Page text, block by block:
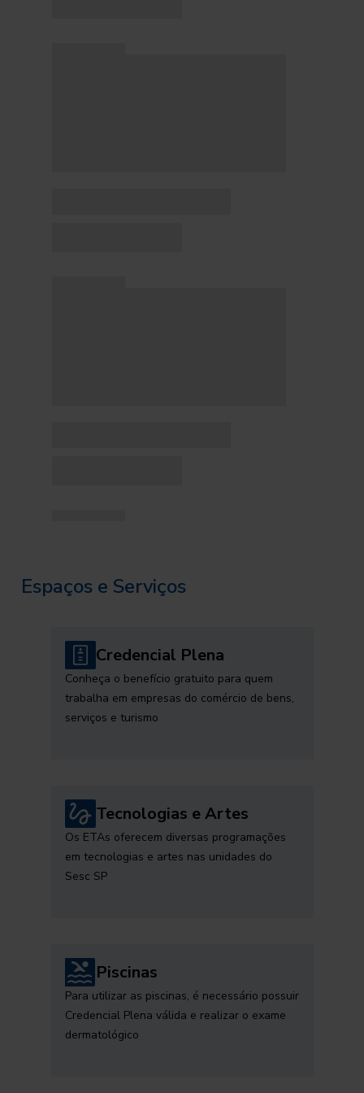
Espaços e Serviços
Credencial Plena
Conheça o benefício gratuito para quem
trabalha em empresas do comércio de bens,
serviços e turismo
Tecnologias e Artes
Os ETAs oferecem diversas programações
em tecnologias e artes nas unidades do
Sesc SP
Piscinas
Para utilizar as piscinas, é necessário possuir
Credencial Plena válida e realizar o exame
dermatológico